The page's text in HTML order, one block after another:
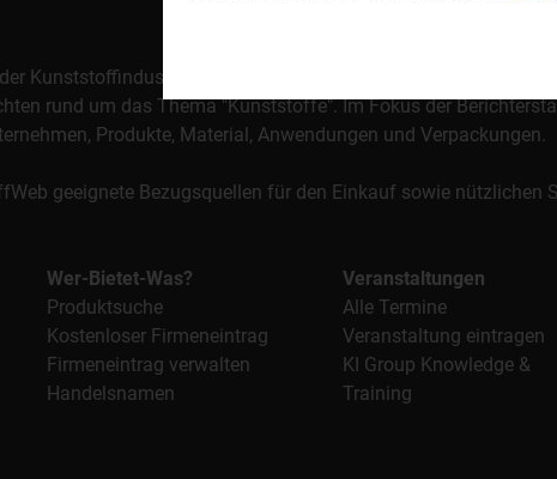
Kunststoffindustrie versorgt das KunststoffWeb bereits seit
rund um das Thema "Kunststoffe". Im Fokus der
Produkte, Material, Anwendungen und Verpackungen.
geeignete Bezugsquellen für den Einkauf sowie nützlichen
Wer-Bietet-Was?
Produktsuche
Kostenloser Firmeneintrag
Firmeneintrag verwalten
Handelsnamen
Veranstaltungen
Alle Termine
Veranstaltung eintragen
KI Group Knowledge &
Training